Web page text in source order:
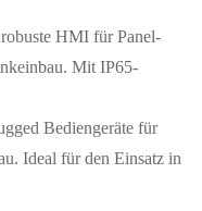
robuste HMI für Panel-
Mit IP65-
Bediengeräte für
Ideal für den Einsatz in